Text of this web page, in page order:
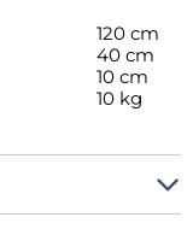
120 cm
40 cm
10 cm
10 kg